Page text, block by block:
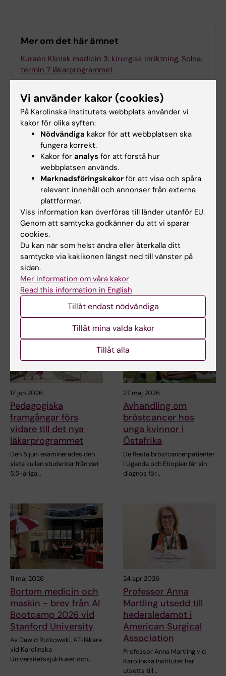
Mer om det här ämnet
Kursen Klinisk medicin 3: kirurgisk inriktning, Solna,
termin 7 läkarprogrammet
Relaterade artiklar
17 jun 2026
Nu går "sista kullen"
från gamla
läkarprogrammet ut i
yrkeslivet
När Gottfrid Rehnman och
hans kursare på det 5,5-åriga
läkarprogrammet går…
17 jun 2026
Pedagogiska
vidare till det nya
läkarprogrammet
sista kullen studenter från det
5,5-åriga…
17 jun 2026
Pedagogiska
framgångar förs
vidare till det nya
läkarprogrammet
Den 5 juni examinerades den
sista kullen studenter från det
5,5-åriga…
27 maj 2026
Avhandling om
bröstcancer hos
unga kvinnor i
Östafrika
De flesta bröstcancerpatienter
i Uganda och Etiopien får sin
diagnos för…
11 maj 2026
Bortom medicin och
maskin - brev från AI
Bootcamp 2026 vid
Stanford University
Av Dawid Rutkowski, AT-läkare
vid Karolinska
Universitetssjukhuset och…
24 apr 2026
Professor Anna
Martling utsedd till
hedersledamot i
American Surgical
Association
Professor Anna Martling vid
Karolinska Institutet har
utsetts till…
Vi använder kakor (cookies)
På Karolinska Institutets webbplats använder vi
kakor för olika syften:
Nödvändiga kakor för att webbplatsen ska
fungera korrekt.
Kakor för analys för att förstå hur
webbplatsen används.
Marknadsföringskakor för att visa och spåra
relevant innehåll och annonser från externa
plattformar.
Viss information kan överföras till länder utanför EU.
Genom att samtycka godkänner du att vi sparar
cookies.
Du kan när som helst ändra eller återkalla ditt
samtycke via kakikonen längst ned till vänster på
sidan.
Mer information om våra kakor
Read this information in English
Tillåt endast nödvändiga
Tillåt mina valda kakor
Tillåt alla